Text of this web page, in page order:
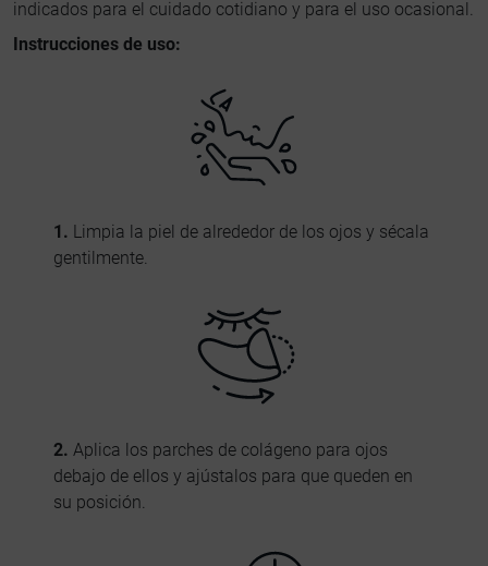
indicados para el cuidado cotidiano y para el uso ocasional.
Instrucciones de uso:
1. Limpia la piel de alrededor de los ojos y sécala
gentilmente.
2. Aplica los parches de colágeno para ojos
debajo de ellos y ajústalos para que queden en
su posición.